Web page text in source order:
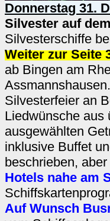
Donnerstag 31.
Silvester auf
Silvesterschiffe
Weiter zur Seite
ab Bingen am
Assmannshausen.
Silvesterfeier an
Liedwünsche aus
ausgewählten
inklusive Buffet
beschrieben,
Hotels nahe am
Auf Wunsch